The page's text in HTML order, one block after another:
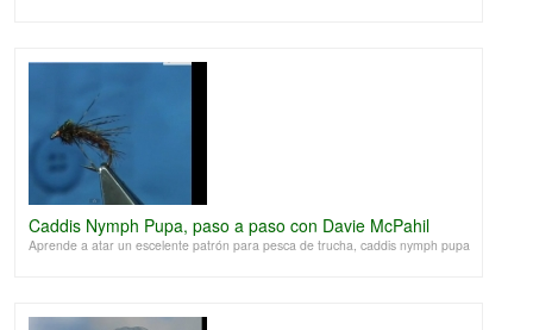
Caddis Nymph Pupa, paso a paso con Davie McPahil
Aprende a atar un escelente patrón para pesca de trucha, caddis nymph pupa